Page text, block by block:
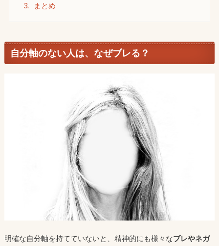
3. まとめ
自分軸のない人は、なぜブレる？
明確な自分軸を持てていないと、精神的にも様々なブレやネガ